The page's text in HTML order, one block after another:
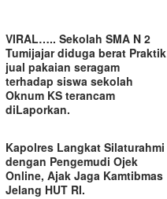
VIRAL….. Sekolah SMA N 2
Tumijajar diduga berat Praktik
jual pakaian seragam
terhadap siswa sekolah
Oknum KS terancam
diLaporkan.
Kapolres Langkat Silaturahmi
dengan Pengemudi Ojek
Online, Ajak Jaga Kamtibmas
Jelang HUT RI.